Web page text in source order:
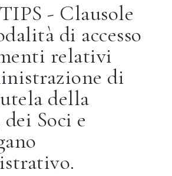
- Clausole
di accesso
relativi
di
della
Soci e